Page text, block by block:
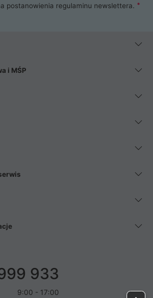
postanowienia regulaminu newslettera.
i MŚP
933
9:00 - 17:00